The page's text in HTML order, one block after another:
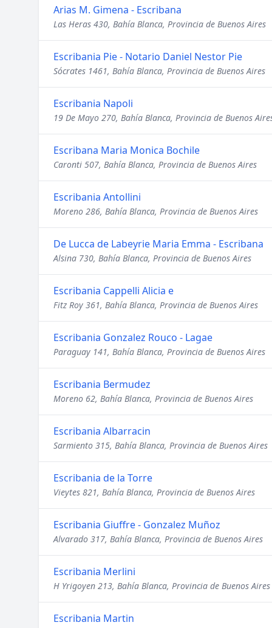
Arias M. Gimena - Escribana
Las Heras 430, Bahía Blanca, Provincia de Buenos Aires
Escribania Pie - Notario Daniel Nestor Pie
Sócrates 1461, Bahía Blanca, Provincia de Buenos Aires
Escribania Napoli
19 De Mayo 270, Bahía Blanca, Provincia de Buenos
Escribana Maria Monica Bochile
Caronti 507, Bahía Blanca, Provincia de Buenos Aires
Escribania Antollini
Moreno 286, Bahía Blanca, Provincia de Buenos Aires
De Lucca de Labeyrie Maria Emma - Escribana
Alsina 730, Bahía Blanca, Provincia de Buenos Aires
Escribania Cappelli Alicia e
Fitz Roy 361, Bahía Blanca, Provincia de Buenos Aires
Escribania Gonzalez Rouco - Lagae
Paraguay 141, Bahía Blanca, Provincia de Buenos Aires
Escribania Bermudez
Moreno 62, Bahía Blanca, Provincia de Buenos Aires
Escribania Albarracin
Sarmiento 315, Bahía Blanca, Provincia de Buenos Aires
Escribania de la Torre
Vieytes 821, Bahía Blanca, Provincia de Buenos Aires
Escribania Giuffre - Gonzalez Muñoz
Alvarado 317, Bahía Blanca, Provincia de Buenos Aires
Escribania Merlini
H Yrigoyen 213, Bahía Blanca, Provincia de Buenos Aires
Escribania Martin